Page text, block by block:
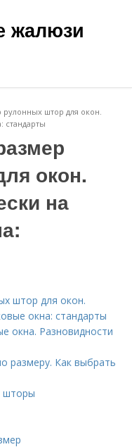
жалюзи
рулонных штор для окон.
стандарты
окон.
на
штор для окон.
окна: стандарты
окна. Разновидности
размеру. Как выбрать
шторы